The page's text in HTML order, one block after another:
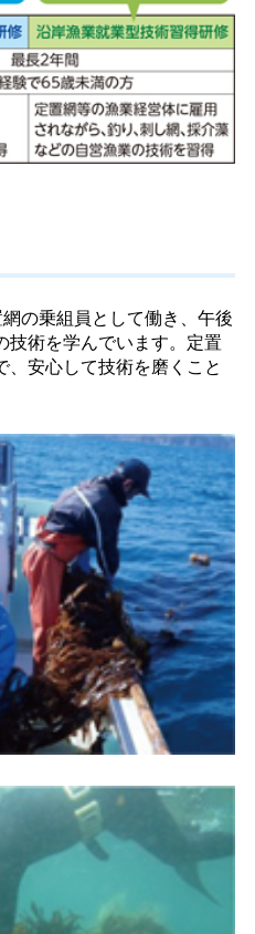
の乗組員として働き、午後
技術を学んでいます。定置
安心して技術を磨くこと